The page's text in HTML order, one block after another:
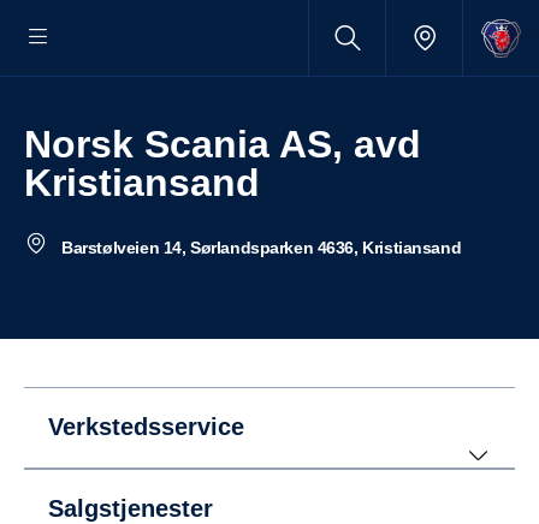
Norsk Scania AS, avd
Kristiansand
Barstølveien 14, Sørlandsparken 4636, Kristiansand
Verkstedsservice
Salgstjenester